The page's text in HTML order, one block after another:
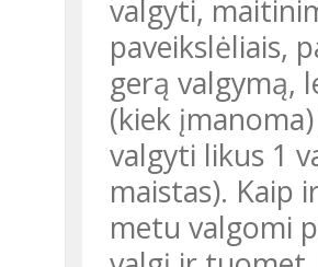
valgyti,
paveikslėliais,
gerą valgymą,
(kiek
valgyti likus 1
maistas). Kaip
metu valgomi